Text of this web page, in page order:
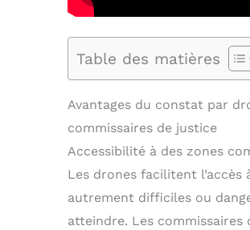
Table des matières
Avantages du constat par
commissaires de justice
Accessibilité à des zones
Les drones facilitent l’accès
autrement difficiles ou
atteindre. Les commissaires